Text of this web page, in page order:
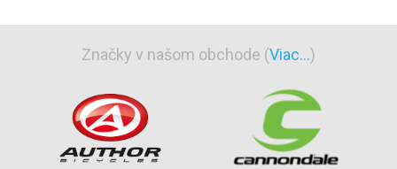
Značky v našom obchode (Viac...)